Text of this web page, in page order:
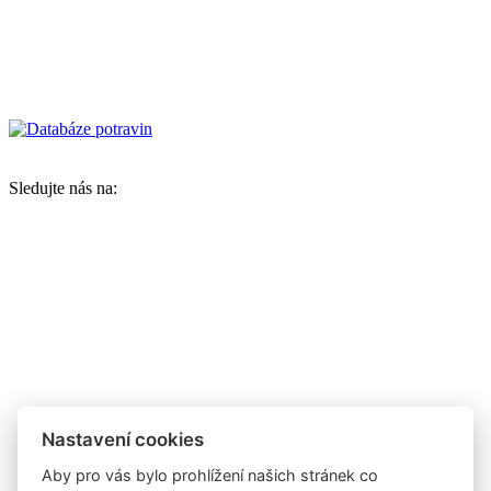
Sledujte nás na:
Nastavení cookies
Aby pro vás bylo prohlížení našich stránek co